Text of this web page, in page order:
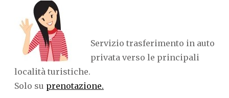
Servizio trasferimento in auto
privata verso le principali
località turistiche.
Solo su prenotazione.